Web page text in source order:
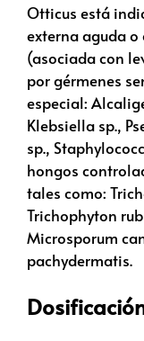
Otticus está
externa aguda o
(asociada con
por gérmenes
especial:
Klebsiella sp.,
sp.,
hongos
tales como:
Trichophyton
Microsporum
pachydermatis.